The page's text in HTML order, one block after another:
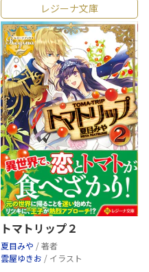
レジーナ文庫
トマトリップ２
夏目みや / 著者
雲屋ゆきお / イラスト